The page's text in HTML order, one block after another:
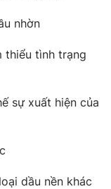
nhờn
thiểu tình trạng
sự xuất hiện của
dầu nền khác